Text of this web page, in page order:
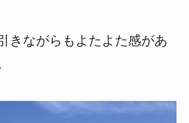
きながらもよたよた感があ